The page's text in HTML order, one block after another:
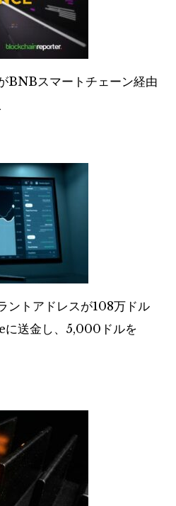
BNBスマートチェーン経由
ントアドレスが108万ドル
送金し、5,000ドルを